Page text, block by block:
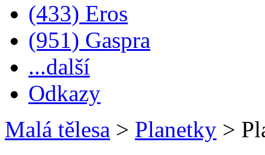
(433) Eros
(951) Gaspra
...další
Odkazy
Malá tělesa > Planetky >